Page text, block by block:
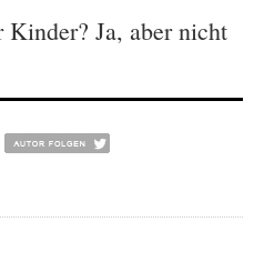
Kinder? Ja, aber nicht